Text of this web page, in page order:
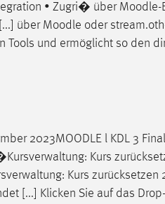
• Zugri� über Moodle-
über Moodle oder
und ermöglicht so den
2023MOODLE l KDL 3
Kurs
Kurs
[...] Klicken Sie auf das